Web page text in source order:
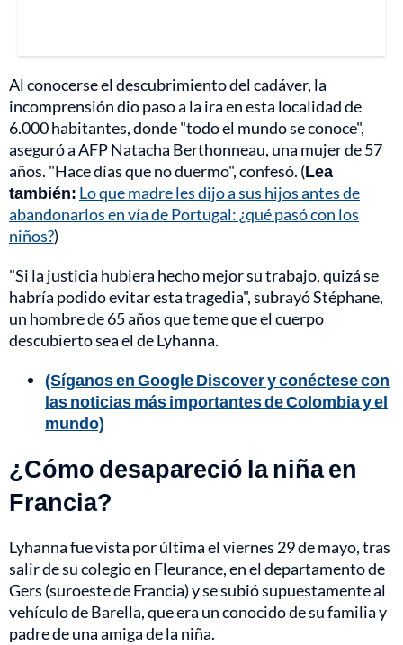
Al conocerse el descubrimiento del cadáver, la
incomprensión dio paso a la ira en esta localidad de
6.000 habitantes, donde "todo el mundo se conoce",
aseguró a AFP Natacha Berthonneau, una mujer de 57
años. "Hace días que no duermo", confesó. (Lea
también: Lo que madre les dijo a sus hijos antes de
abandonarlos en vía de Portugal: ¿qué pasó con los
niños?)
"Si la justicia hubiera hecho mejor su trabajo, quizá se
habría podido evitar esta tragedia", subrayó Stéphane,
un hombre de 65 años que teme que el cuerpo
descubierto sea el de Lyhanna.
(Síganos en Google Discover y conéctese con
las noticias más importantes de Colombia y el
mundo)
¿Cómo desapareció la niña en
Francia?
Lyhanna fue vista por última el viernes 29 de mayo, tras
salir de su colegio en Fleurance, en el departamento de
Gers (suroeste de Francia) y se subió supuestamente al
vehículo de Barella, que era un conocido de su familia y
padre de una amiga de la niña.